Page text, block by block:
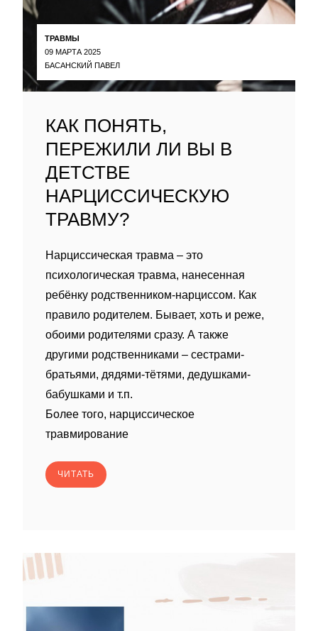
ТРАВМЫ
09 МАРТА 2025
БАСАНСКИЙ ПАВЕЛ
КАК ПОНЯТЬ,
ПЕРЕЖИЛИ ЛИ ВЫ В
ДЕТСТВЕ
НАРЦИССИЧЕСКУЮ
ТРАВМУ?
Нарциссическая травма – это
психологическая травма, нанесенная
ребëнку родственником-нарциссом. Как
правило родителем. Бывает, хоть и реже,
обоими родителями сразу. А также
другими родственниками – сестрами-
братьями, дядями-тëтями, дедушками-
бабушками и т.п.
Более того, нарциссическое
травмирование
ЧИТАТЬ